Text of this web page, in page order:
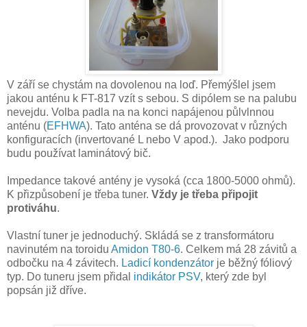
V září se chystám na dovolenou na loď. Přemýšlel jsem
jakou anténu k FT-817 vzít s sebou. S dipólem se na palubu
nevejdu. Volba padla na na konci napájenou půlvlnnou
anténu (EFHWA). Tato anténa se dá provozovat v různých
konfiguracích (invertované L nebo V apod.). Jako podporu
budu používat laminátový bič.
Impedance takové antény je vysoká (cca 1800-5000 ohmů).
K přizpůsobení je třeba tuner. Vždy je třeba připojit
protiváhu.
Vlastní tuner je jednoduchý. Skládá se z transformátoru
navinutém na toroidu Amidon T80-6. Celkem má 28 závitů a
odbočku na 4 závitech. Ladicí kondenzátor je běžný fóliový
typ. Do tuneru jsem přidal indikátor PSV, který zde byl
popsán již dříve.